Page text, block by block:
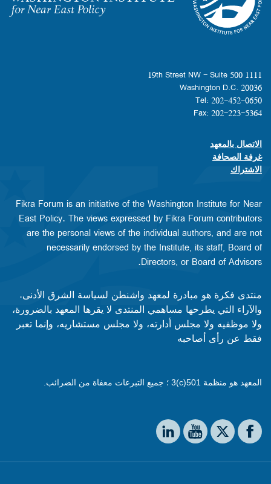
Homepage
1111 19th Street NW - Suite 500
Washington D.C. 20036
Tel: 202-452-0650
Fax: 202-223-5364
Footer contact links
الاتصال بالمعهد
غرفة الصحافة
الاشتراك
Fikra Forum is an initiative of the Washington Institute for Near
East Policy. The views expressed by Fikra Forum contributors
are the personal views of the individual authors, and are not
necessarily endorsed by the Institute, its staff, Board of
Directors, or Board of Advisors.​​
منتدى فكرة هو مبادرة لمعهد واشنطن لسياسة الشرق الأدنى.
والآراء التي يطرحها مساهمي المنتدى لا يقرها المعهد بالضرورة،
ولا موظفيه ولا مجلس أدارته، ولا مجلس مستشاريه، وإنما تعبر
فقط عن رأى أصاحبه
المعهد هو منظمة 501(c)3 ؛ جميع التبرعات معفاة من الضرائب.
Social media
The Washington Institute on Facebook
The Washington Institute on X
The Washington Institute on YouTube
The Washington Institute on LinkedIn